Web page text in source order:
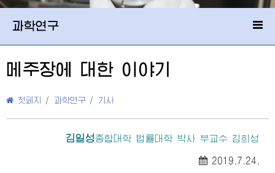
과학연구
메주장에 대한 이야기
첫페지 / 과학연구 / 기사
김일성종합대학 법률대학 박사 부교수 김희성
2019.7.24.